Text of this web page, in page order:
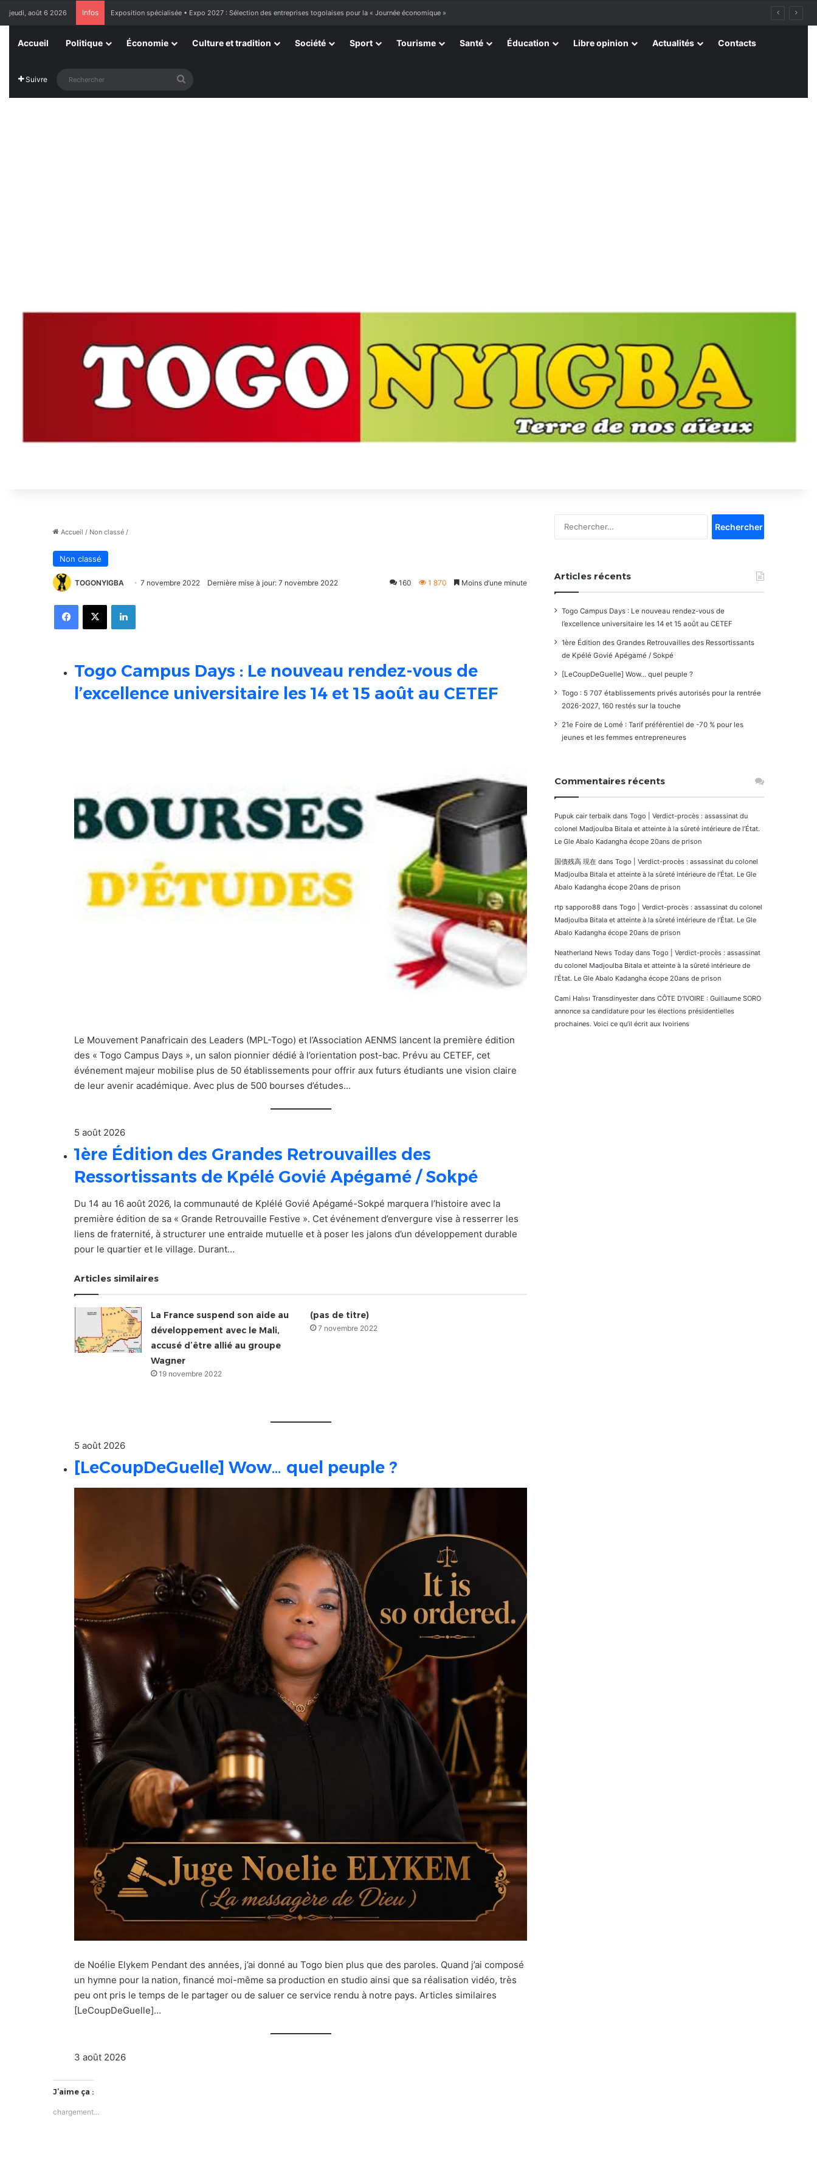
jeudi, août 6 2026 Infos France : l’Assemblée nationale approuve « l’aide à mourir »
Accueil Politique Économie Culture et tradition Société Sport Tourisme Santé Éducation Libre opinion Actualités Contacts
Suivre
Accueil / Non classé /
Non classé
TOGONYIGBA 7 novembre 2022 Dernière mise à jour: 7 novembre 2022 160 1 870 Moins d’une minute
FacebookX Linkedin
Togo Campus Days : Le nouveau rendez-vous de
l’excellence universitaire les 14 et 15 août au CETEF
Le Mouvement Panafricain des Leaders (MPL-Togo) et l’Association AENMS lancent la première édition
des « Togo Campus Days », un salon pionnier dédié à l’orientation post-bac. Prévu au CETEF, cet
événement majeur mobilise plus de 50 établissements pour offrir aux futurs étudiants une vision claire
de leur avenir académique. Avec plus de 500 bourses d’études…
5 août 2026
1ère Édition des Grandes Retrouvailles des
Ressortissants de Kpélé Govié Apégamé / Sokpé
Du 14 au 16 août 2026, la communauté de Kplélé Govié Apégamé-Sokpé marquera l’histoire avec la
première édition de sa « Grande Retrouvaille Festive ». Cet événement d’envergure vise à resserrer les
liens de fraternité, à structurer une entraide mutuelle et à poser les jalons d’un développement durable
pour le quartier et le village. Durant…
Articles similaires
La France suspend son aide au
développement avec le Mali,
accusé d’être allié au groupe
Wagner
19 novembre 2022
(pas de titre)
7 novembre 2022
5 août 2026
[LeCoupDeGuelle] Wow… quel peuple ?
de Noélie Elykem Pendant des années, j’ai donné au Togo bien plus que des paroles. Quand j’ai composé
un hymne pour la nation, financé moi-même sa production en studio ainsi que sa réalisation vidéo, très
peu ont pris le temps de le partager ou de saluer ce service rendu à notre pays. Articles similaires
[LeCoupDeGuelle]…
3 août 2026
J’aime ça :
chargement…
Articles récents
Togo Campus Days : Le nouveau rendez-vous de
l’excellence universitaire les 14 et 15 août au CETEF
1ère Édition des Grandes Retrouvailles des Ressortissants
de Kpélé Govié Apégamé / Sokpé
[LeCoupDeGuelle] Wow… quel peuple ?
Togo : 5 707 établissements privés autorisés pour la rentrée
2026-2027, 160 restés sur la touche
21e Foire de Lomé : Tarif préférentiel de -70 % pour les
jeunes et les femmes entrepreneures
Commentaires récents
Pupuk cair terbaik dans Togo | Verdict-procès : assassinat du
colonel Madjoulba Bitala et atteinte à la sûreté intérieure de l’État.
Le Gle Abalo Kadangha écope 20ans de prison
国債残高 現在 dans Togo | Verdict-procès : assassinat du colonel
Madjoulba Bitala et atteinte à la sûreté intérieure de l’État. Le Gle
Abalo Kadangha écope 20ans de prison
rtp sapporo88 dans Togo | Verdict-procès : assassinat du colonel
Madjoulba Bitala et atteinte à la sûreté intérieure de l’État. Le Gle
Abalo Kadangha écope 20ans de prison
Neatherland News Today dans Togo | Verdict-procès : assassinat
du colonel Madjoulba Bitala et atteinte à la sûreté intérieure de
l’État. Le Gle Abalo Kadangha écope 20ans de prison
Cami Halısı Transdinyester dans CÔTE D’IVOIRE : Guillaume SORO
annonce sa candidature pour les élections présidentielles
prochaines. Voici ce qu’il écrit aux Ivoiriens